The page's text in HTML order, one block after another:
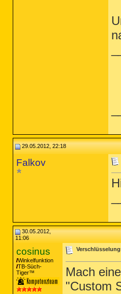
29.05.2012, 22:18
Falkov
30.05.2012,
11:06
cosinus
Winkelfunktion
TB-Süch-
Tiger™
Mach
"Custom